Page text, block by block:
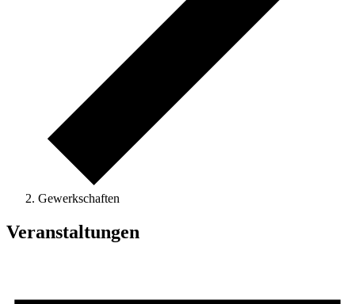
Gewerkschaften
Veranstaltungen